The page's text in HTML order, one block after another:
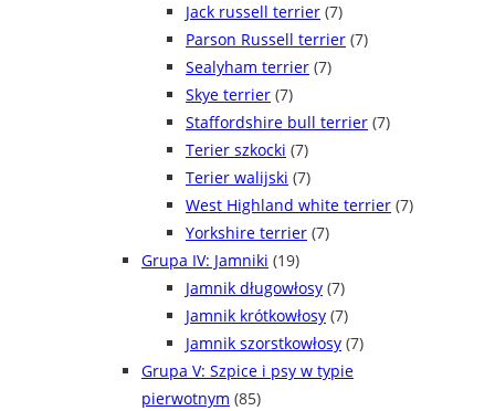
Jack russell terrier (7)
Parson Russell terrier (7)
Sealyham terrier (7)
Skye terrier (7)
Staffordshire bull terrier (7)
Terier szkocki (7)
Terier walijski (7)
West Highland white terrier (7)
Yorkshire terrier (7)
Grupa IV: Jamniki (19)
Jamnik długowłosy (7)
Jamnik krótkowłosy (7)
Jamnik szorstkowłosy (7)
Grupa V: Szpice i psy w typie
pierwotnym (85)